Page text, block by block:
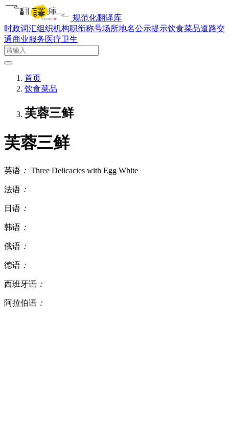
规范化翻译库
时政词汇组织机构职衔称号场所地名公示提示饮食菜品道路交
通商业服务医疗卫生
首页
饮食菜品
芙蓉三鲜
芙蓉三鲜
英语 ： Three Delicacies with Egg White
法语 ：
日语 ：
韩语 ：
俄语 ：
德语 ：
西班牙语 ：
阿拉伯语 ：